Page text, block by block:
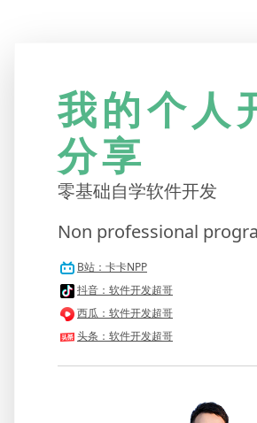
我的个人
分享
零基础自学软件开发
Non professional
B站：卡卡NPP
抖音：软件开发超哥
西瓜：软件开发超哥
头条：软件开发超哥